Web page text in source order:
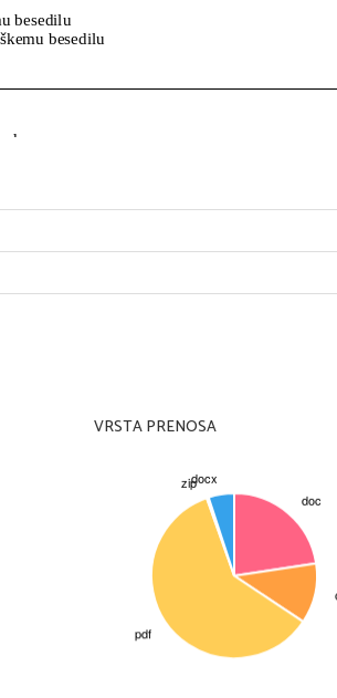
besedilu
besedilu
poudarjenih in nepoudarjenih zlogov), metrične
(stihi, verzi)
VRSTA PRENOSA